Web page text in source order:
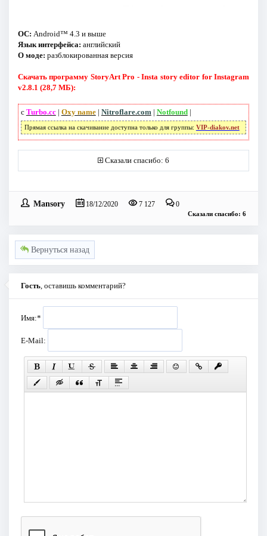
ОС: Android™ 4.3 и выше
Язык интерфейса: английский
О моде: разблокированная версия
Скачать программу StoryArt Pro - Insta story editor for Instagram
v2.8.1 (28,7 МБ):
с Turbo.cc| Oxy name| Nitroflare.com| Notfound|
Прямая ссылка на скачивание доступна только для группы: VIP-diakov.net
Сказали спасибо: 6
Mansory 18/12/2020 7 127 0
Сказали спасибо: 6
Вернуться назад
Гость, оставишь комментарий?
Имя:*
E-Mail: